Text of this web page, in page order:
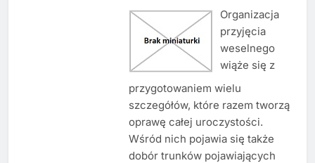
Organizacja
przyjęcia
weselnego
wiąże się z
przygotowaniem wielu
szczegółów, które razem tworzą
oprawę całej uroczystości.
Wśród nich pojawia się także
dobór trunków pojawiających